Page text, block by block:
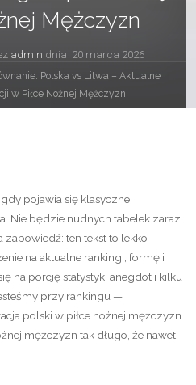
Mężczyzn
admin dnia 20 marca 2026
Polska vs Litwa – Aktualne
w Piłce Nożnej Mężczyzn
pojawia się klasyczne
Nie będzie nudnych tabelek zaraz
zapowiedź: ten tekst to lekko
na aktualne rankingi, formę i
na porcję statystyk, anegdot i kilku
przy rankingu —
polski w piłce nożnej mężczyzn
mężczyzn tak długo, że nawet